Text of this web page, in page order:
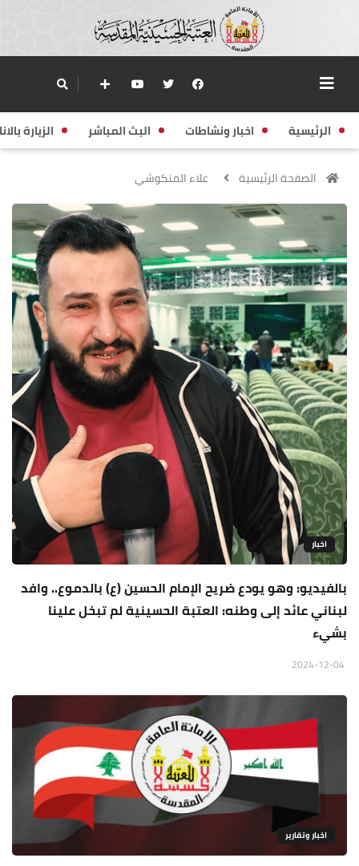
الرئيسية اخبار ونشاطات البث المباشر الزيارة
الصفحة الرئيسية علاء المنكوشي
اخبار
بالفيديو: وهو يودع ضريح الإمام الحسين (ع) بالدموع.. وافد
لبناني عائد إلى وطنه: العتبة الحسينية لم تبخل علينا
بشيء
اخبار وتقارير